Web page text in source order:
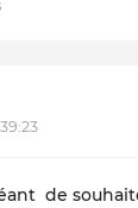
de